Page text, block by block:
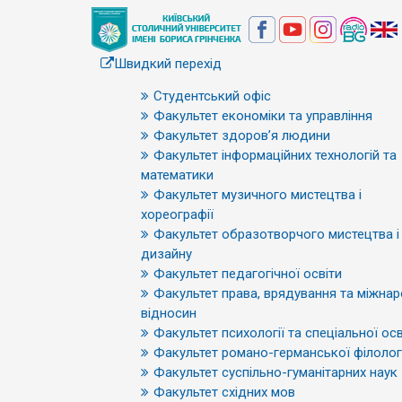
Швидкий перехід
Студентський офіс
Факультет економіки та управління
Факультет здоров’я людини
Факультет інформаційних технологій та
математики
Факультет музичного мистецтва і
хореографії
Факультет образотворчого мистецтва і
дизайну
Факультет педагогічної освіти
Факультет права, врядування та
відносин
Факультет психології та спеціальної
Факультет романо-германської
Факультет суспільно-гуманітарних наук
Факультет східних мов